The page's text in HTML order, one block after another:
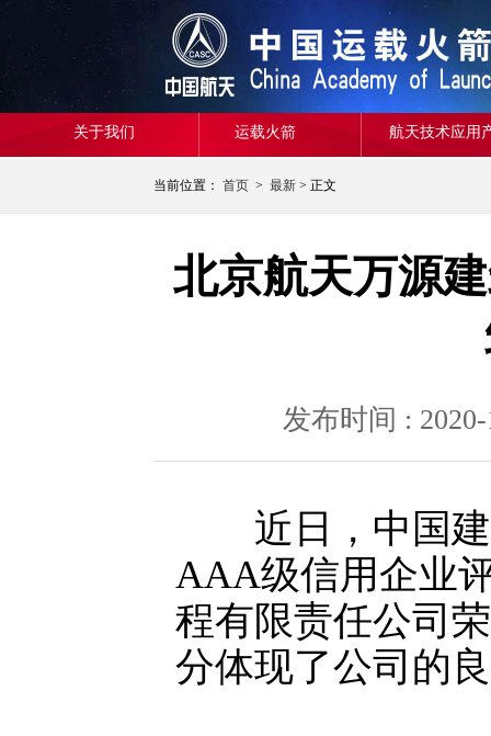
关于我们 运载火箭 航天技术应用
当前位置： 首页 > 最新 > 正文
北京航天万源
发布时间 :
近日，中国建
AAA级信用企业
程有限责任公司
分体现了公司的